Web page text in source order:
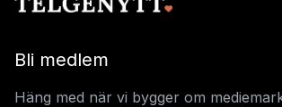
Bli medlem
Häng med när vi bygger om